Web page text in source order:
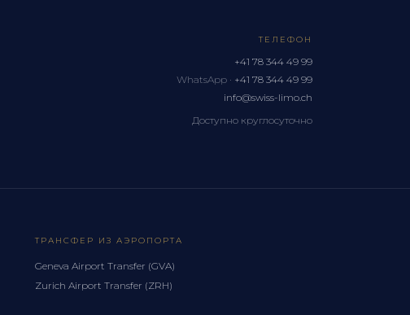
ТЕЛЕФОН
+41 78 344 49 99
WhatsApp · +41 78 344 49 99
info@swiss-limo.ch
Доступно круглосуточно
ТРАНСФЕР ИЗ АЭРОПОРТА
Geneva Airport Transfer (GVA)
Zurich Airport Transfer (ZRH)